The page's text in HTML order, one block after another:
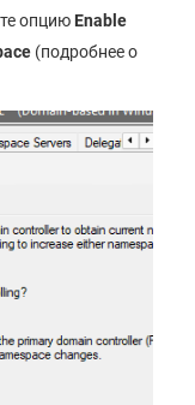
опцию Enable
(подробнее о